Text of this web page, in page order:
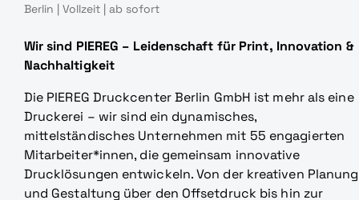
Berlin | Vollzeit | ab sofort
Wir sind PIEREG – Leidenschaft für Print, Innovation &
Nachhaltigkeit
Die PIEREG Druckcenter Berlin GmbH ist mehr als eine
Druckerei – wir sind ein dynamisches,
mittelständisches Unternehmen mit 55 engagierten
Mitarbeiter*innen, die gemeinsam innovative
Drucklösungen entwickeln. Von der kreativen Planung
und Gestaltung über den Offsetdruck bis hin zur